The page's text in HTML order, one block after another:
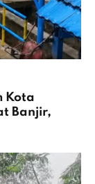
Kota
Banjir,